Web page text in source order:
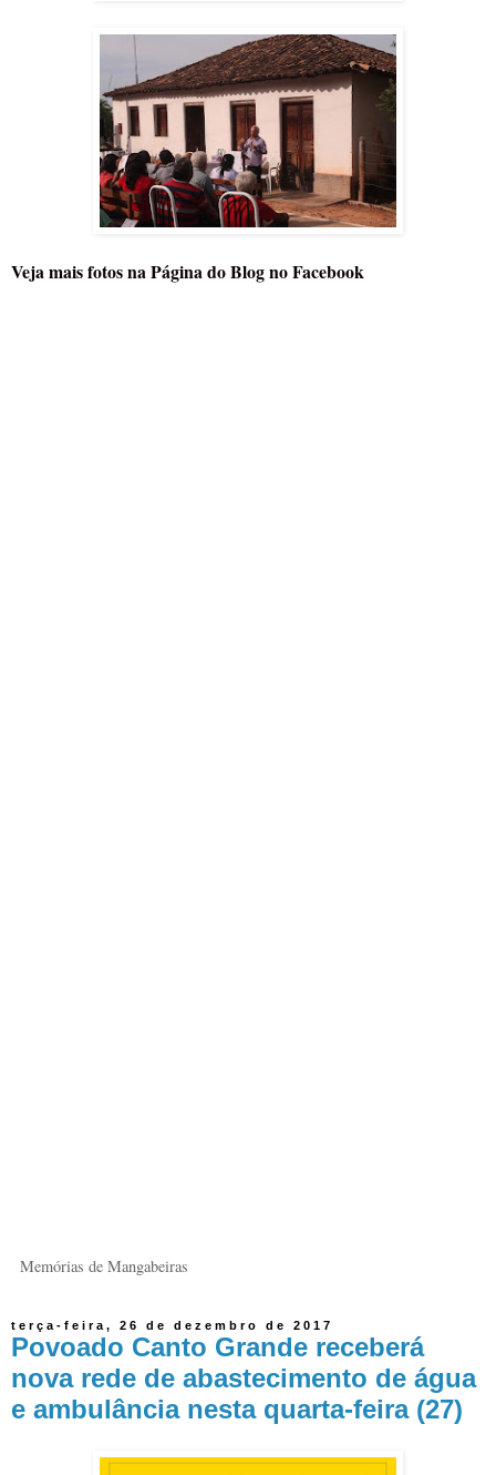
Veja mais fotos na Página do Blog no Facebook
Memórias de Mangabeiras
terça-feira, 26 de dezembro de 2017
Povoado Canto Grande receberá
nova rede de abastecimento de água
e ambulância nesta quarta-feira (27)